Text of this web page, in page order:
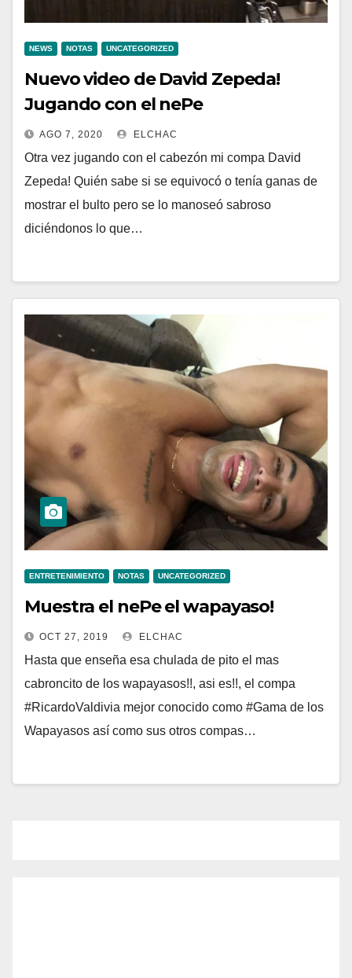
NEWS NOTAS UNCATEGORIZED
Nuevo video de David Zepeda!
Jugando con el nePe
AGO 7, 2020 ELCHAC
Otra vez jugando con el cabezón mi compa David
Zepeda! Quién sabe si se equivocó o tenía ganas de
mostrar el bulto pero se lo manoseó sabroso
diciéndonos lo que…
ENTRETENIMIENTO NOTAS UNCATEGORIZED
Muestra el nePe el wapayaso!
OCT 27, 2019 ELCHAC
Hasta que enseña esa chulada de pito el mas
cabroncito de los wapayasos!!, asi es!!, el compa
#RicardoValdivia mejor conocido como #Gama de los
Wapayasos así como sus otros compas…